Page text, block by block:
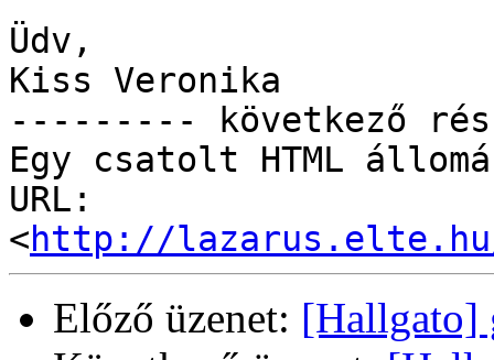
Üdv,
Kiss Veronika
--------- következő
Egy csatolt HTML
URL:
<http://lazarus.elte.hu/
Előző üzenet: [Hallgato]